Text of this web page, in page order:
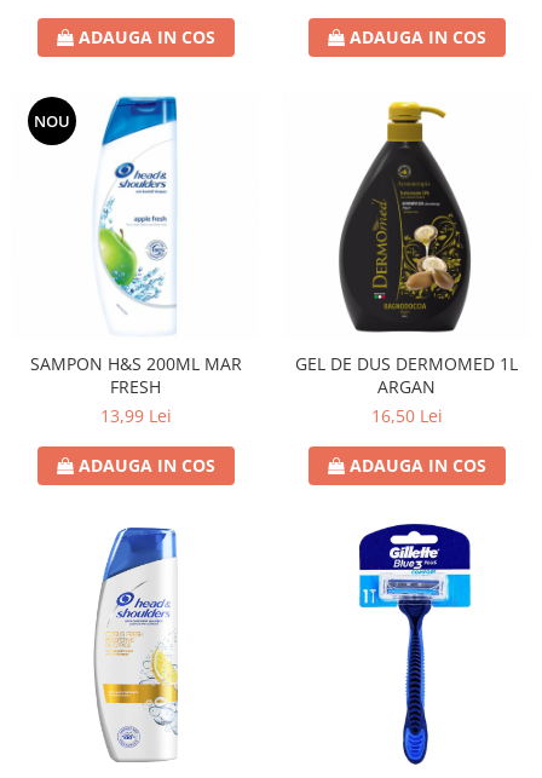
ADAUGA IN COS ADAUGA IN COS
NOU
SAMPON H&S 200ML MAR
FRESH
13,99 Lei
ADAUGA IN COS
GEL DE DUS DERMOMED 1L
ARGAN
16,50 Lei
ADAUGA IN COS